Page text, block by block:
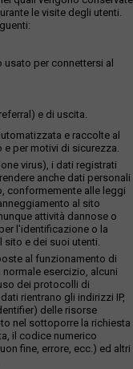
le visite degli utenti.
per connettersi al
e di uscita.
e raccolte al
per motivi di sicurezza.
virus), i dati registrati
anche dati personali
conformemente alle leggi
al sito
attività dannose o
l'identificazione o la
sito e dei suoi utenti.
al funzionamento di
esercizio, alcuni
dei protocolli di
rientrano gli indirizzi IP,
delle risorse
nel sottoporre la richiesta
il codice numerico
fine, errore, ecc.) ed altri